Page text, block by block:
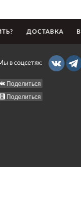
ДОСТАВКА
в соцсетях:
Поделиться
Поделиться